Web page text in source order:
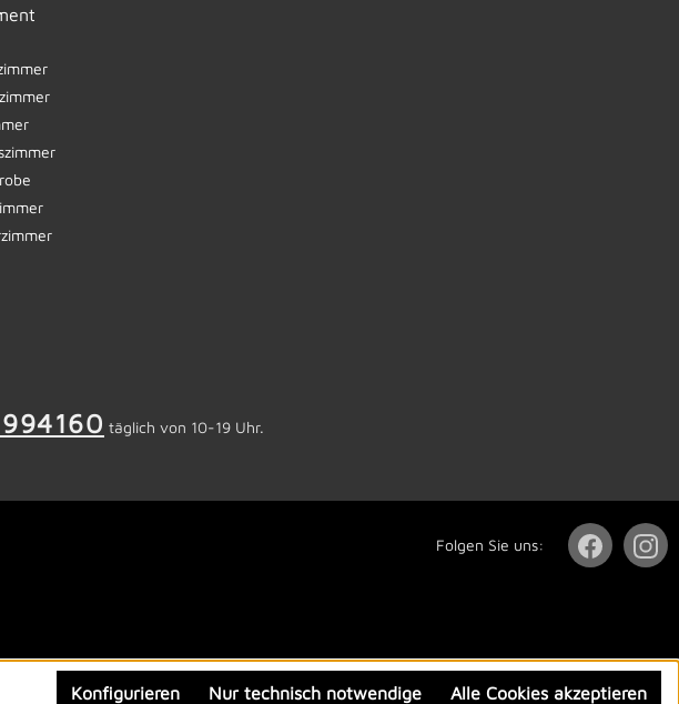
täglich von 10-19 Uhr.
Folgen Sie uns:
Nur technisch notwendige
Konfigurieren Alle Cookies akzeptieren